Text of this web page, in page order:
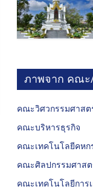
ภาพจาก คณะ
คณะวิศวกรรมศาสต
คณะบริหารธุรกิจ
คณะเทคโนโลยีคหก
คณะศิลปกรรมศาส
คณะเทคโนโลยีการ